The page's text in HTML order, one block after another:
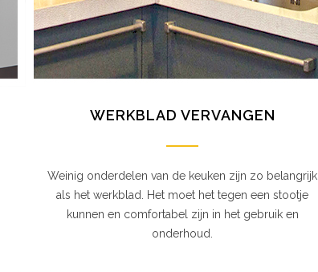
WERKBLAD VERVANGEN
Weinig onderdelen van de keuken zijn zo belangrijk
als het werkblad. Het moet het tegen een stootje
kunnen en comfortabel zijn in het gebruik en
onderhoud.